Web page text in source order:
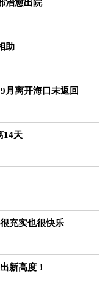
治愈出院
助
月离开海口未返回
14天
充实也很快乐
新高度！